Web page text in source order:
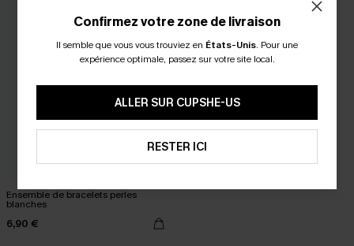
Ensemble de bracelets perles
blanches
6,90 €
Confirmez votre zone de livraison
Il semble que vous vous trouviez en États-Unis. Pour une
expérience optimale, passez sur votre site local.
ALLER SUR CUPSHE-US
RESTER ICI